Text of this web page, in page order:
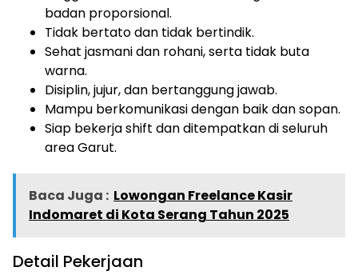
badan proporsional.
Tidak bertato dan tidak bertindik.
Sehat jasmani dan rohani, serta tidak buta
warna.
Disiplin, jujur, dan bertanggung jawab.
Mampu berkomunikasi dengan baik dan sopan.
Siap bekerja shift dan ditempatkan di seluruh
area Garut.
Baca Juga : Lowongan Freelance Kasir
Indomaret di Kota Serang Tahun 2025
Detail Pekerjaan